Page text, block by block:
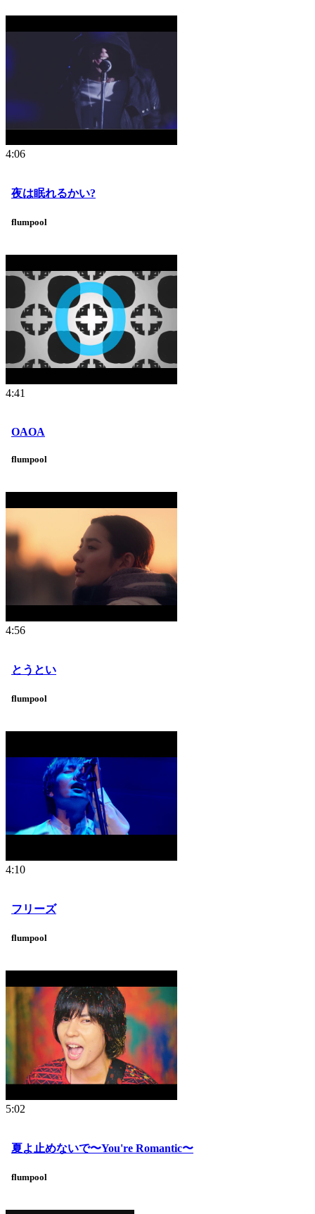
4:06
夜は眠れるかい?
flumpool
4:41
OAOA
flumpool
4:56
とうとい
flumpool
4:10
フリーズ
flumpool
5:02
夏よ止めないで〜You're Romantic〜
flumpool